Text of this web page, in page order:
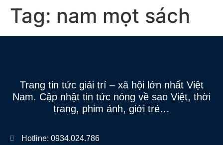
Tag: nam mọt sách
Trang tin tức giải trí – xã hội lớn nhất Việt
Nam. Cập nhật tin tức nóng về sao Việt, thời
trang, phim ảnh, giới trẻ…
Hotline: 0934.024.786